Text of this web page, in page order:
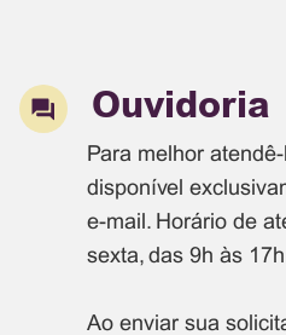
Ouvidoria
Para melhor
disponível
e-mail. Horário de
sexta, das 9h às
Ao enviar sua